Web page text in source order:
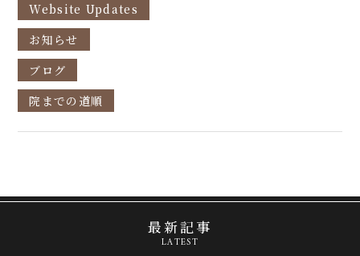
Website Updates
お知らせ
ブログ
院までの道順
最新記事
LATEST